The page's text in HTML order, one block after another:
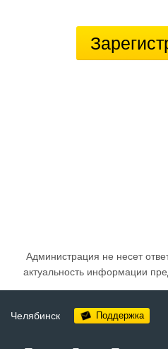
Администрация не несет
актуальность информации
Челябинск Поддержка